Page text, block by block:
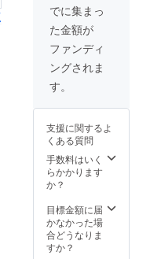
でに集まっ
た金額が
ファンディ
ングされま
す。
支援に関するよ
くある質問
手数料はいく
らかかります
か？
目標金額に届
かなかった場
合どうなりま
すか？